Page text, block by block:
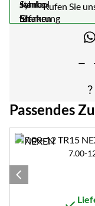
Rufen Sie
Passendes
Zubehör
7.00-